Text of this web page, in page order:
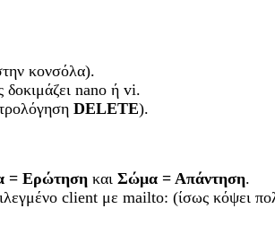
κονσόλα).
nano ή vi.
DELETE).
= Ερώτηση και Σώμα = Απάντηση.
client με mailto: (ίσως κόψει